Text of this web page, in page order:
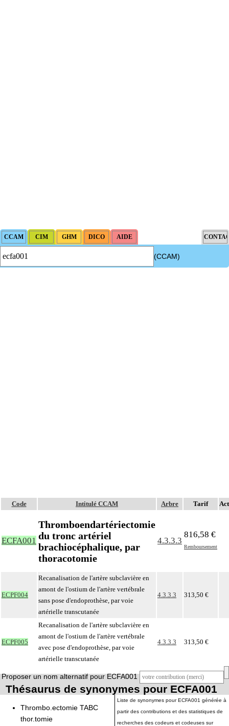
(CCAM)
Code Intitulé CCAM Arbre Tarif
ECFA001
Thromboendartériectomie
du tronc artériel
brachiocéphalique, par
thoracotomie
4.3.3.3
816,58 €
Remboursement
ECPF004
Recanalisation de l'artère subclavière en
amont de l'ostium de l'artère vertébrale
sans pose d'endoprothèse, par voie
artérielle transcutanée
4.3.3.3 313,50 €
ECPF005
Recanalisation de l'artère subclavière en
amont de l'ostium de l'artère vertébrale
avec pose d'endoprothèse, par voie
artérielle transcutanée
4.3.3.3 313,50 €
Proposer un nom alternatif pour ECFA001
Thésaurus de synonymes pour ECFA001
Thrombo.ectomie TABC
thor.tomie
Liste de synonymes pour ECFA001 générée à
partir des contributions et des statistiques de
recherches des codeurs et codeuses sur